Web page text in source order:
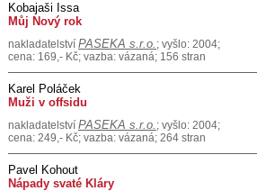
Kobajaši Issa
Můj Nový rok
nakladatelství PASEKA s.r.o. ; vyšlo: 2004;
cena: 169,- Kč; vazba: vázaná; 156 stran
Karel Poláček
Muži v offsidu
nakladatelství PASEKA s.r.o. ; vyšlo: 2004;
cena: 249,- Kč; vazba: vázaná; 264 stran
Pavel Kohout
Nápady svaté Kláry